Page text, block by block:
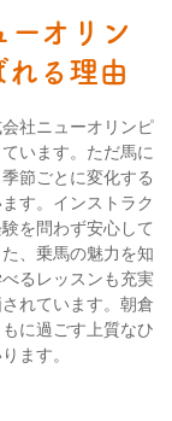
ーオリン
れる理由
社ニューオリンピ
います。ただ馬に
節ごとに変化する
す。インストラク
を問わず安心して
、乗馬の魅力を知
るレッスンも充実
れています。朝倉
に過ごす上質なひ
ます。